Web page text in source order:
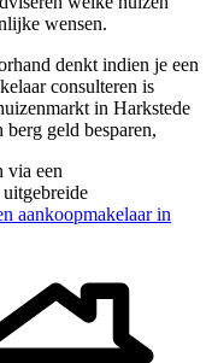
wensen.
denkt indien je een
consulteren is
in Harkstede
geld besparen,
via een
aankoopmakelaar in